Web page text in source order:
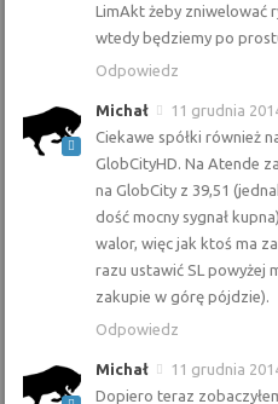
LimAkt żeby zniwelować
wtedy będziemy po
Odpowiedz
Michał
11 grudnia
Ciekawe spółki również
GlobCityHD. Na Atende
na GlobCity z 39,51
dość mocny sygnał
walor, więc jak ktoś ma
razu ustawić SL powyżej
zakupie w górę pójdzie).
Odpowiedz
Michał
11 grudnia
Dopiero teraz